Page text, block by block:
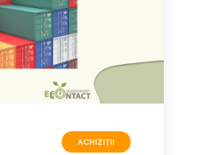
ACHIZIȚII